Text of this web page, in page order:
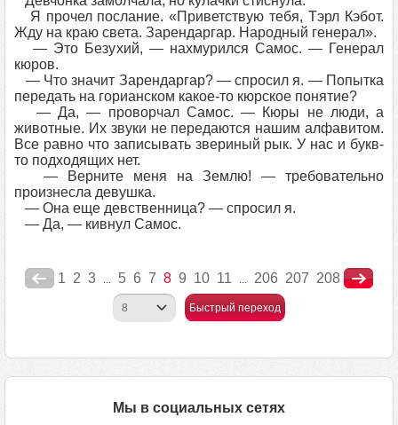
Я прочел послание. «Приветствую тебя, Тэрл Кэбот.
Жду на краю света. Зарендаргар. Народный генерал».
— Это Безухий, — нахмурился Самос. — Генерал
кюров.
— Что значит Зарендаргар? — спросил я. — Попытка
передать на горианском какое-то кюрское понятие?
— Да, — проворчал Самос. — Кюры не люди, а
животные. Их звуки не передаются нашим алфавитом.
Все равно что записывать звериный рык. У нас и букв-
то подходящих нет.
— Верните меня на Землю! — требовательно
произнесла девушка.
— Она еще девственница? — спросил я.
— Да, — кивнул Самос.
1 2 3 ... 5 6 7 8 9 10 11 ... 206 207 208
Быстрый переход
Мы в социальных сетях